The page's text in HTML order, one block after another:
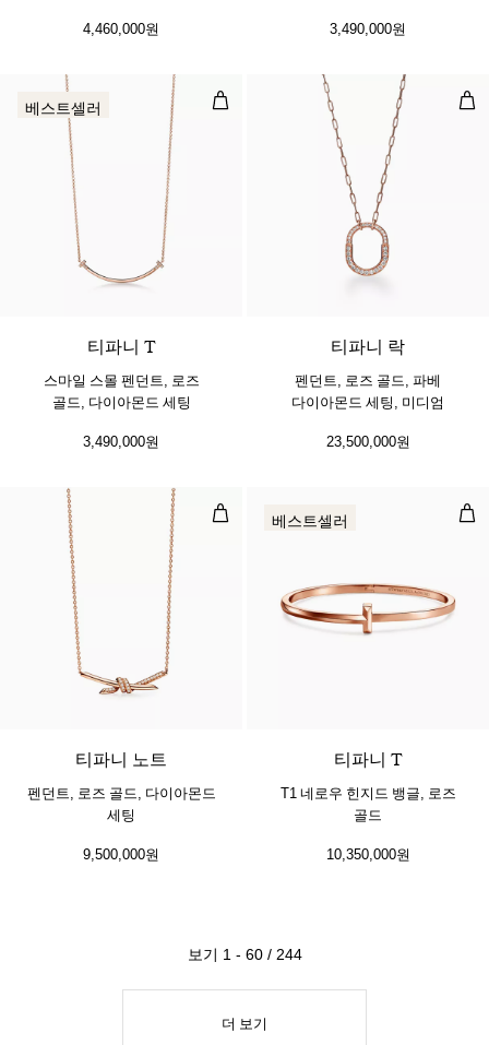
4,460,000원
3,490,000원
스마일 스몰 펜던트, 로즈 골드, 다
3 소재
베스트셀러
티파니 T
스마일 스몰 펜던트, 로즈
골드, 다이아몬드 세팅
3,490,000원
펜
티파니 락
펜던트, 로즈 골드, 파베
다이아몬드 세팅, 미디엄
23,500,000원
펜던트, 로즈 골드, 다이아몬드 세팅
티파니 노트
펜던트, 로즈 골드, 다이아몬드
세팅
9,500,000원
T1
베스트셀러
티파니 T
T1 네로우 힌지드 뱅글, 로즈
골드
10,350,000원
더 보기
보기 1 - 60 / 244